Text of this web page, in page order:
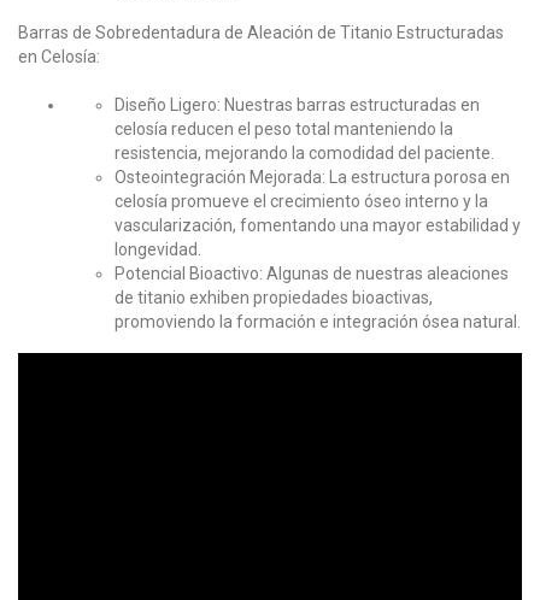
Barras de Sobredentadura de Aleación de Titanio Estructuradas
en Celosía:
Diseño Ligero: Nuestras barras estructuradas en
celosía reducen el peso total manteniendo la
resistencia, mejorando la comodidad del paciente.
Osteointegración Mejorada: La estructura porosa en
celosía promueve el crecimiento óseo interno y la
vascularización, fomentando una mayor estabilidad y
longevidad.
Potencial Bioactivo: Algunas de nuestras aleaciones
de titanio exhiben propiedades bioactivas,
promoviendo la formación e integración ósea natural.